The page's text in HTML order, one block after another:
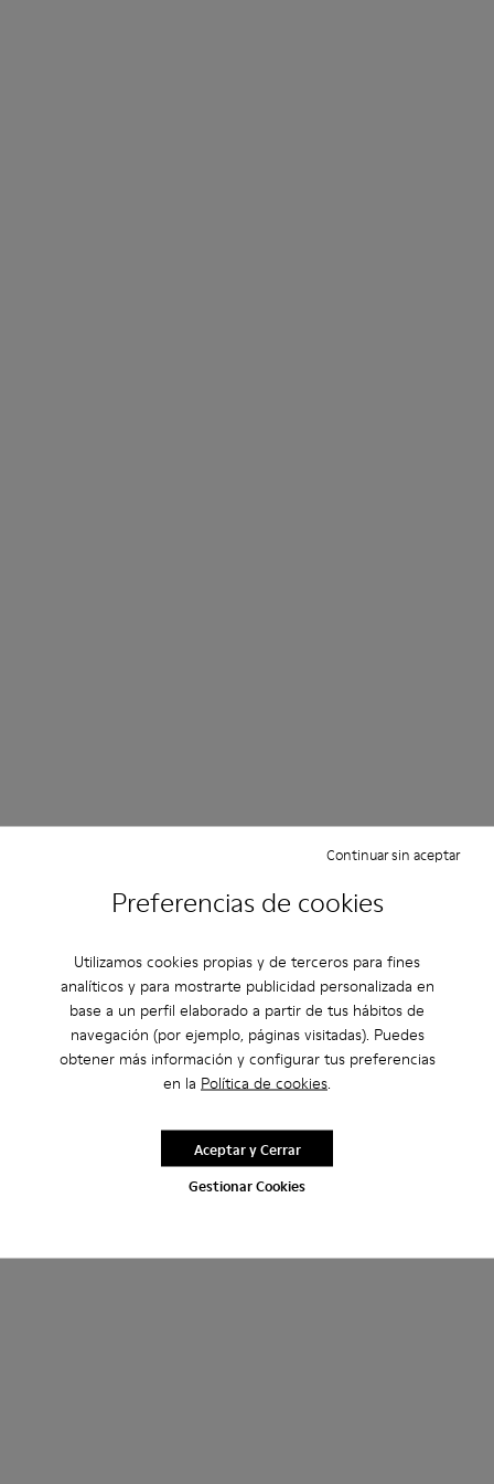
Preferencias de cookies
Utilizamos cookies propias y de terceros para fines
analíticos y para mostrarte publicidad personalizada en
base a un perfil elaborado a partir de tus hábitos de
navegación (por ejemplo, páginas visitadas). Puedes
obtener más información y configurar tus preferencias
en la Política de cookies.
Gestionar Cookies
Continuar sin aceptar
Aceptar y Cerrar